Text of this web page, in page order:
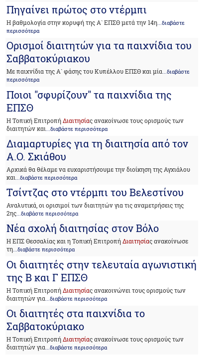
Πηγαίνει πρώτος στο ντέρμπι
Η βαθμολογία στην κορυφή της Α` ΕΠΣΘ μετά την 14η...διαβάστε
περισσότερα
Ορισμοί διαιτητών για τα παιχνίδια του
Σαββατοκύριακου
Με παιχνίδια της Α` φάσης του Κυπέλλου ΕΠΣΘ και μία...διαβάστε
περισσότερα
Ποιοι "σφυρίζουν" τα παιχνίδια της
ΕΠΣΘ
Η Τοπική ΕπιτροπήΔιαιτησίας ανακοίνωσε τους ορισμούς των
διαιτητών και ...διαβάστε περισσότερα
Διαμαρτυρίες για τη διαιτησία από τον
Α.Ο. Σκιάθου
Αρχικά θα θέλαμε να ευχαριστήσουμε την διοίκηση της Αγχιάλου
και...διαβάστε περισσότερα
Τσίντζας στο ντέρμπι του Βελεστίνου
Αναλυτικά, οι ορισιμοί των διαιτητών για τις αναμετρήσεις της
2ης...διαβάστε περισσότερα
Νέα σχολή διαιτησίας στον Βόλο
Η ΕΠΣ Θεσσαλίας και η Τοπική ΕπιτροπήΔιαιτησίας ανακοίνωσε
τη...διαβάστε περισσότερα
Οι διαιτητές στην τελευταία αγωνιστική
της Β και Γ ΕΠΣΘ
Η Τοπική ΕπιτροπήΔιαιτησίας ανακοινώνει τους ορισμούς των
διαιτητών για ...διαβάστε περισσότερα
Οι διαιτητές στα παιχνίδια το
Σαββατοκύριακο
Η Τοπική ΕπιτροπήΔιαιτησίας ανακοίνωσε τους ορισμούς των
διαιτητών για...διαβάστε περισσότερα